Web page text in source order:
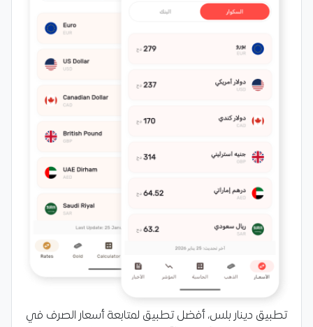
تطبيق دينار بلس، أفضل تطبيق لمتابعة أسعار الصرف في